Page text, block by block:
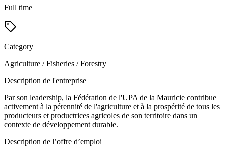
Full time
Category
Agriculture / Fisheries / Forestry
Description de l'entreprise
Par son leadership, la Fédération de l'UPA de la Mauricie contribue
activement à la pérennité de l'agriculture et à la prospérité de tous les
producteurs et productrices agricoles de son territoire dans un
contexte de développement durable.
Description de l’offre d’emploi